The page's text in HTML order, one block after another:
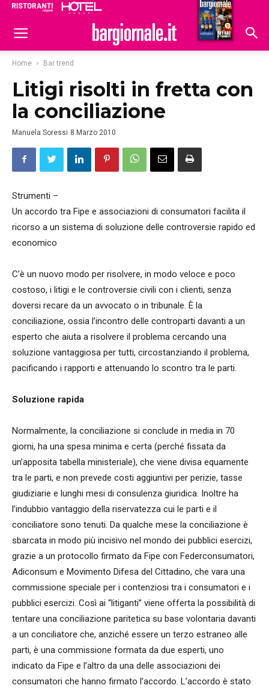
Hoteldomani
Home Bar trend
Litigi risolti in fretta con
la conciliazione
Manuela Soressi 8 Marzo 2010
Strumenti –
Un accordo tra Fipe e associazioni di consumatori facilita il
ricorso a un sistema di soluzione delle controversie rapido ed
economico
C’è un nuovo modo per risolvere, in modo veloce e poco
costoso, i litigi e le controversie civili con i clienti, senza
doversi recare da un avvocato o in tribunale. È la
conciliazione, ossia l’incontro delle controparti davanti a un
esperto che aiuta a risolvere il problema cercando una
soluzione vantaggiosa per tutti, circostanziando il problema,
pacificando i rapporti e attenuando lo scontro tra le parti.
Soluzione rapida
Normalmente, la conciliazione si conclude in media in 70
giorni, ha una spesa minima e certa (perché fissata da
un’apposita tabella ministeriale), che viene divisa equamente
tra le parti, e non prevede costi aggiuntivi per perizie, tasse
giudiziarie e lunghi mesi di consulenza giuridica. Inoltre ha
l’indubbio vantaggio della riservatezza cui le parti e il
conciliatore sono tenuti. Da qualche mese la conciliazione è
sbarcata in modo più incisivo nel mondo dei pubblici esercizi,
grazie a un protocollo firmato da Fipe con Federconsumatori,
Adiconsum e Movimento Difesa del Cittadino, che vara una
commissione speciale per i contenziosi tra i consumatori e i
pubblici esercizi. Così ai “litiganti” viene offerta la possibilità di
tentare una conciliazione paritetica su base volontaria davanti
a un conciliatore che, anziché essere un terzo estraneo alle
parti, è una commissione formata da due esperti, uno
indicato da Fipe e l’altro da una delle associazioni dei
consumatori che hanno firmato l’accordo. L’accordo è stato